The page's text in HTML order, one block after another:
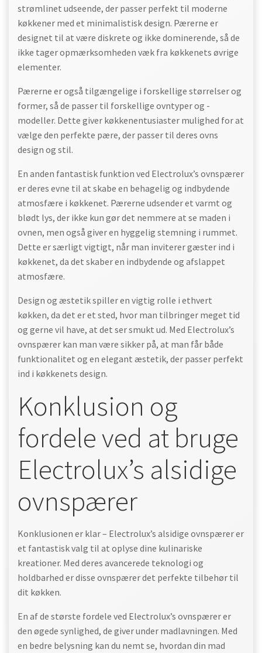
strømlinet udseende, der passer perfekt til moderne
køkkener med et minimalistisk design. Pærerne er
designet til at være diskrete og ikke dominerende, så de
ikke tager opmærksomheden væk fra køkkenets øvrige
elementer.
Pærerne er også tilgængelige i forskellige størrelser og
former, så de passer til forskellige ovntyper og -
modeller. Dette giver køkkenentusiaster mulighed for at
vælge den perfekte pære, der passer til deres ovns
design og stil.
En anden fantastisk funktion ved Electrolux’s ovnspærer
er deres evne til at skabe en behagelig og indbydende
atmosfære i køkkenet. Pærerne udsender et varmt og
blødt lys, der ikke kun gør det nemmere at se maden i
ovnen, men også giver en hyggelig stemning i rummet.
Dette er særligt vigtigt, når man inviterer gæster ind i
køkkenet, da det skaber en indbydende og afslappet
atmosfære.
Design og æstetik spiller en vigtig rolle i ethvert
køkken, da det er et sted, hvor man tilbringer meget tid
og gerne vil have, at det ser smukt ud. Med Electrolux’s
ovnspærer kan man være sikker på, at man får både
funktionalitet og en elegant æstetik, der passer perfekt
ind i køkkenets design.
Konklusion og
fordele ved at bruge
Electrolux’s alsidige
ovnspærer
Konklusionen er klar – Electrolux’s alsidige ovnspærer er
et fantastisk valg til at oplyse dine kulinariske
kreationer. Med deres avancerede teknologi og
holdbarhed er disse ovnspærer det perfekte tilbehør til
dit køkken.
En af de største fordele ved Electrolux’s ovnspærer er
den øgede synlighed, de giver under madlavningen. Med
en bedre belysning kan du nemt se, hvordan din mad